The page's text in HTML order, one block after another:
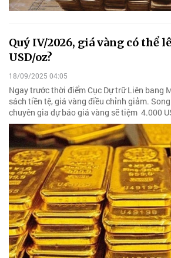
Quý IV/2026, giá vàng có thể
USD/oz?
18/09/2025 04:05
Ngay trước thời điểm Cục Dự trữ Liên bang
sách tiền tệ, giá vàng điều chỉnh giảm.
chuyên gia dự báo giá vàng sẽ tiệm 4.000